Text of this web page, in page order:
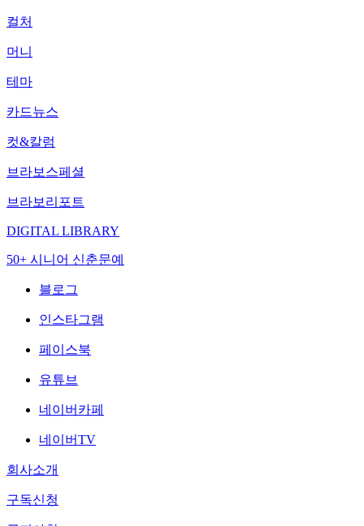
컬처
머니
테마
카드뉴스
컷&칼럼
브라보스페셜
브라보리포트
DIGITAL LIBRARY
50+ 시니어 신춘문예
블로그
인스타그램
페이스북
유튜브
네이버카페
네이버TV
회사소개
구독신청